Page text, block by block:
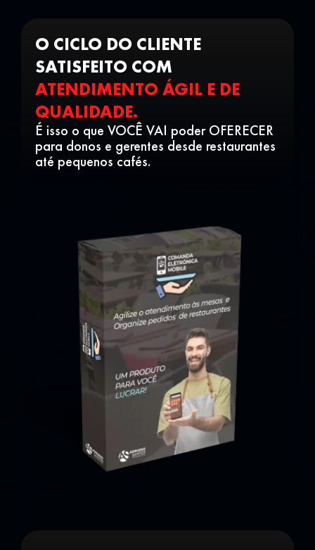
O CICLO DO CLIENTE
SATISFEITO COM
ATENDIMENTO ÁGIL E DE
QUALIDADE.
É isso o que VOCÊ VAI poder OFERECER
para donos e gerentes desde restaurantes
até pequenos cafés.